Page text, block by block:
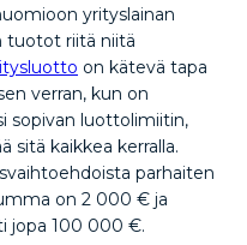
yrityslainan
tuotot riitä niitä
on kätevä tapa
verran, kun on
sopivan luottolimiitin,
sitä kaikkea kerralla.
parhaiten
on 2 000 € ja
jopa 100 000 €.